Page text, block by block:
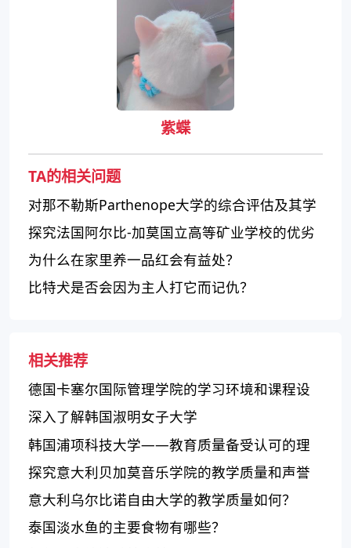
紫蝶
TA的相关问题
对那不勒斯Parthenope大学的综合评估及其学
科特色介绍
探究法国阿尔比-加莫国立高等矿业学校的优劣
为什么在家里养一品红会有益处？
比特犬是否会因为主人打它而记仇？
相关推荐
德国卡塞尔国际管理学院的学习环境和课程设
置如何？
深入了解韩国淑明女子大学
韩国浦项科技大学——教育质量备受认可的理
工科大学
探究意大利贝加莫音乐学院的教学质量和声誉
意大利乌尔比诺自由大学的教学质量如何？
泰国淡水鱼的主要食物有哪些？